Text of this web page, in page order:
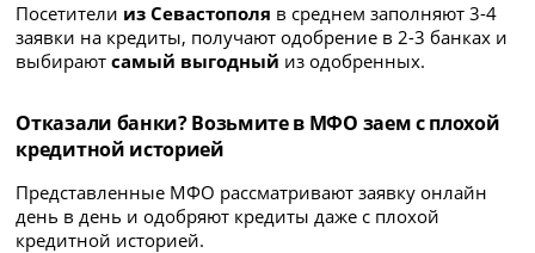
Посетители из Севастополя в среднем заполняют 3-4
заявки на кредиты, получают одобрение в 2-3 банках и
выбираютсамый выгодный из одобренных.
Отказали банки? Возьмите в МФО заем с плохой
кредитной историей
Представленные МФО рассматривают заявку онлайн
день в день и одобряют кредиты даже с плохой
кредитной историей.